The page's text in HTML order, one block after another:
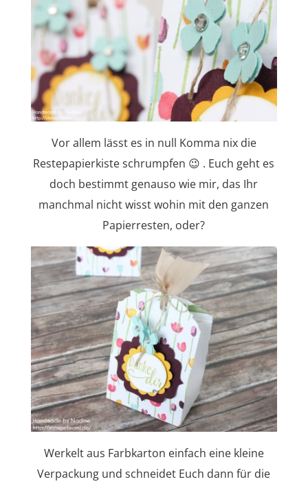
Vor allem lässt es in null Komma nix die
Restepapierkiste schrumpfen 😉 . Euch geht es
doch bestimmt genauso wie mir, das Ihr
manchmal nicht wisst wohin mit den ganzen
Papierresten, oder?
Werkelt aus Farbkarton einfach eine kleine
Verpackung und schneidet Euch dann für die